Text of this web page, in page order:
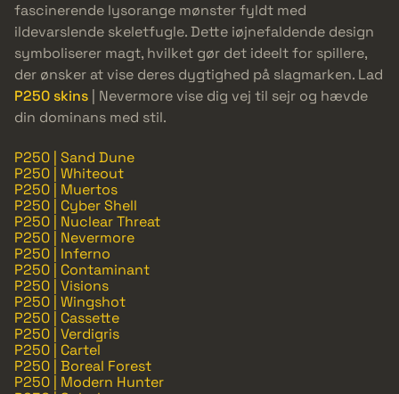
fascinerende lysorange mønster fyldt med
ildevarslende skeletfugle. Dette iøjnefaldende design
symboliserer magt, hvilket gør det ideelt for spillere,
der ønsker at vise deres dygtighed på slagmarken. Lad
P250 skins | Nevermore vise dig vej til sejr og hævde
din dominans med stil.
P250 | Sand Dune
P250 | Whiteout
P250 | Muertos
P250 | Cyber Shell
P250 | Nuclear Threat
P250 | Nevermore
P250 | Inferno
P250 | Contaminant
P250 | Visions
P250 | Wingshot
P250 | Cassette
P250 | Verdigris
P250 | Cartel
P250 | Boreal Forest
P250 | Modern Hunter